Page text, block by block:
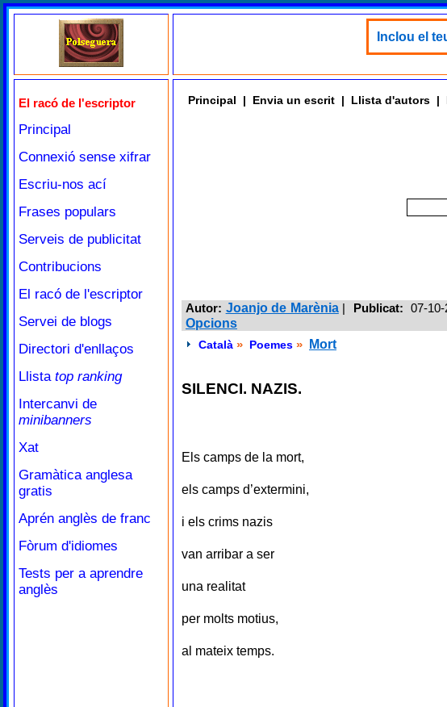
Inclou el
El racó de l'escriptor
Principal
Connexió sense xifrar
Escriu-nos ací
Frases populars
Serveis de publicitat
Contribucions
El racó de l'escriptor
Servei de blogs
Directori d'enllaços
Llista top ranking
Intercanvi de
minibanners
Xat
Gramàtica anglesa
gratis
Aprén anglès de franc
Fòrum d'idiomes
Tests per a aprendre
anglès
Principal | Envia un escrit | Llista d'autors |
Autor: Joanjo de Marènia| Publicat: 07-
Opcions
Català » Poemes » Mort
SILENCI. NAZIS.
Els camps de la mort,
els camps d’extermini,
i els crims nazis
van arribar a ser
una realitat
per molts motius,
al mateix temps.